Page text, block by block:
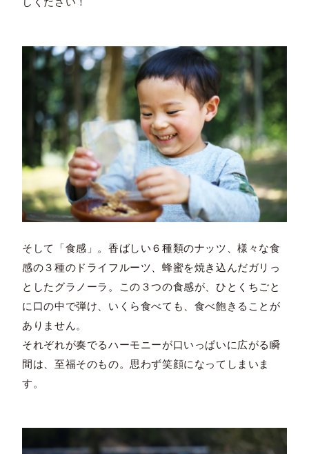
そして「食感」。香ばしい６種類のナッツ、様々な食
感の３種のドライフルーツ、蜂蜜を焼き込んだガリっ
としたグラノーラ。この３つの食感が、ひとくちごと
に口の中で弾け、いくら食べても、食べ飽きることが
ありません。
それぞれが奏でるハーモニーが口いっぱいに広がる瞬
間は、至福そのもの。思わず笑顔になってしまいま
す。